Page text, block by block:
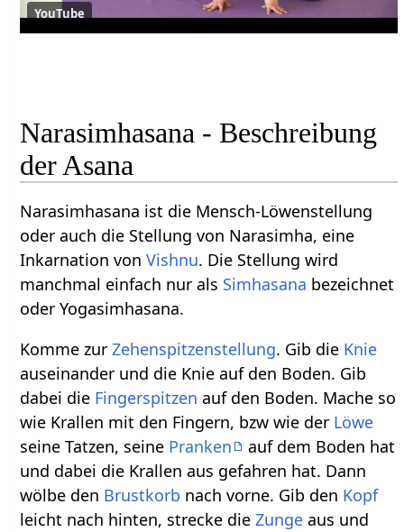
YouTube
Narasimhasana - Beschreibung
der Asana
Narasimhasana ist die Mensch-Löwenstellung
oder auch die Stellung von Narasimha, eine
Inkarnation vonVishnu. Die Stellung wird
manchmal einfach nur als Simhasana bezeichnet
oder Yogasimhasana.
Komme zurZehenspitzenstellung. Gib die Knie
auseinander und die Knie auf den Boden. Gib
dabei die Fingerspitzen auf den Boden. Mache so
wie Krallen mit den Fingern, bzw wie der Löwe
seine Tatzen, seine Pranken
auf dem Boden hat
und dabei die Krallen aus gefahren hat. Dann
wölbe den Brustkorb nach vorne. Gib den Kopf
leicht nach hinten, strecke dieZunge aus und